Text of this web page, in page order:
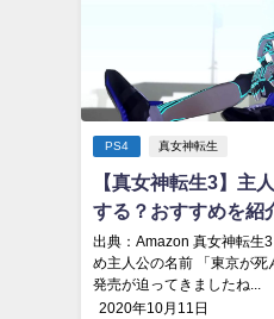
PS4 真女神転生
【真女神転生3】主
する？おすすめを紹
出典：Amazon 真女神転
め主人公の名前 「東京が死
発売が迫ってきましたね...
2020年10月11日